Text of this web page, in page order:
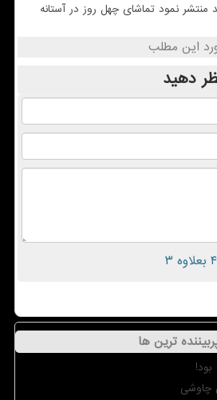
نمود تماشای چهل روز در آستانه
این مطلب
دهید
ترین ها
چاوشی